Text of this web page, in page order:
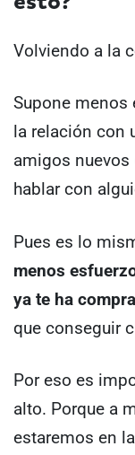
Volviendo a la
Supone menos
la relación con
amigos
hablar con
Pues es lo
menos
ya te ha
que conseguir
Por eso es
alto. Porque a
estaremos en